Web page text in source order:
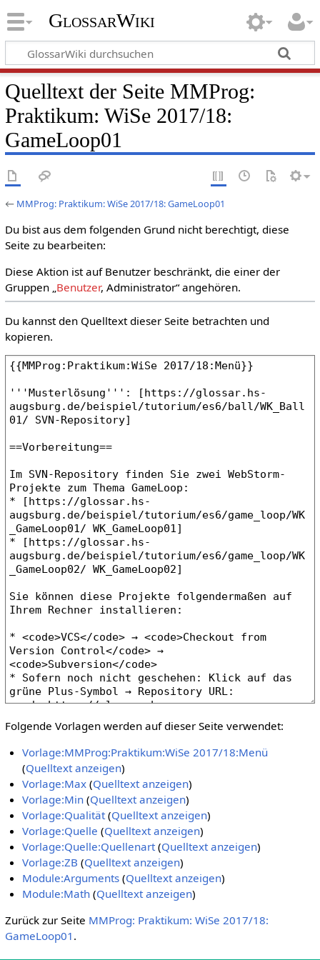
GlossarWiki
Quelltext der Seite MMProg:
Praktikum: WiSe 2017/18:
GameLoop01
← MMProg: Praktikum: WiSe 2017/18: GameLoop01
Du bist aus dem folgenden Grund nicht berechtigt, diese
Seite zu bearbeiten:
Diese Aktion ist auf Benutzer beschränkt, die einer der
Gruppen „Benutzer, Administrator“ angehören.
Du kannst den Quelltext dieser Seite betrachten und
kopieren.
Folgende Vorlagen werden auf dieser Seite verwendet:
Vorlage:MMProg:Praktikum:WiSe 2017/18:Menü
(Quelltext anzeigen)
Vorlage:Max (Quelltext anzeigen)
Vorlage:Min (Quelltext anzeigen)
Vorlage:Qualität(Quelltext anzeigen)
Vorlage:Quelle (Quelltext anzeigen)
Vorlage:Quelle:Quellenart(Quelltext anzeigen)
Vorlage:ZB (Quelltext anzeigen)
Module:Arguments (Quelltext anzeigen)
Module:Math (Quelltext anzeigen)
Zurück zur Seite MMProg: Praktikum: WiSe 2017/18:
GameLoop01 .